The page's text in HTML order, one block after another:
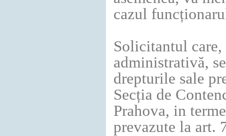
cazul
Solicitantul
administrativă,
drepturile sale
Secția de
Prahova, in
prevazute la art.